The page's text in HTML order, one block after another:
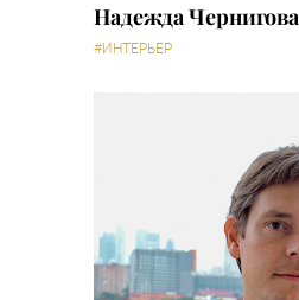
Надежда Чернигова
#ИНТЕРЬЕР